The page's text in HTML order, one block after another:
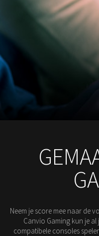
Neem je score mee naar de
Canvio Gaming kun je
compatibele consoles